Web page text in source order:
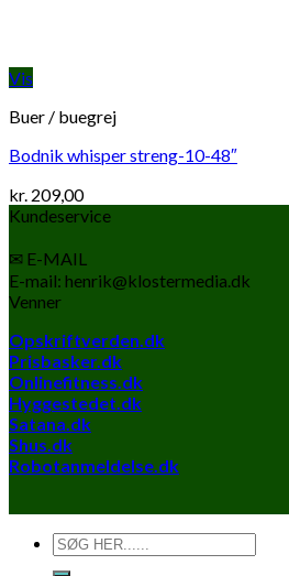
Vis
Buer / buegrej
Bodnik whisper streng-10-48″
kr. 209,00
Kundeservice
✉ E-MAIL
E-mail: henrik@klostermedia.dk
Venner
Opskriftverden.dk
Prisbasker.dk
Onlinefitness.dk
Hyggestedet.dk
Satana.dk
Shus.dk
Robotanmeldelse.dk
Søg
efter: